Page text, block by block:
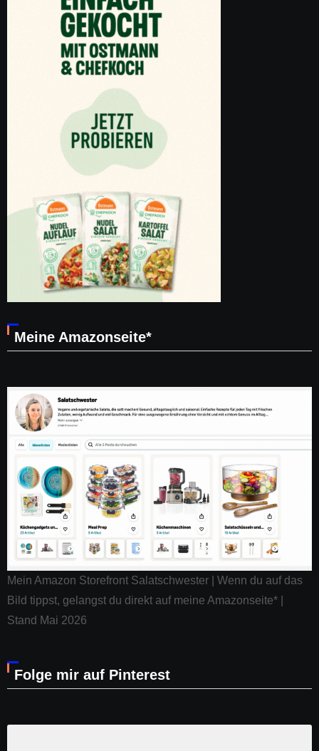
Meine Amazonseite*
Mein Amazon Storefront Salatschwester | Wenn du auf das
Bild tippst, gelangst du direkt auf meine Amazonseite* |
Stand Mai 2026
Folge mir auf Pinterest